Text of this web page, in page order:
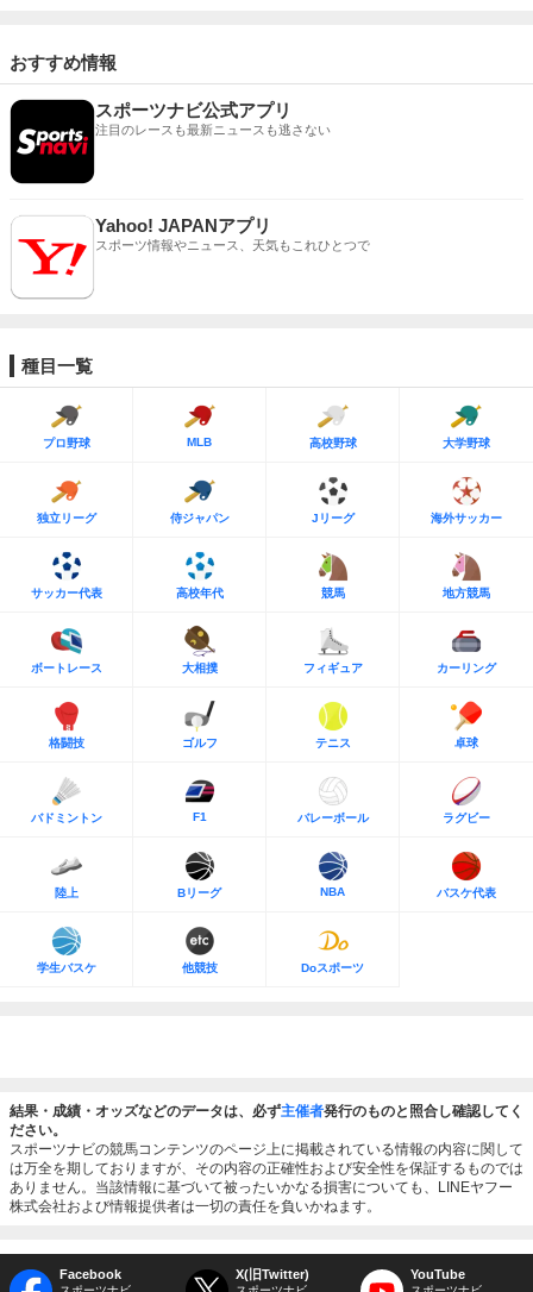
おすすめ情報
スポーツナビ公式アプリ
注目のレースも最新ニュースも逃さない
Yahoo! JAPANアプリ
スポーツ情報やニュース、天気もこれひとつで
種目一覧
プロ野球 MLB 高校野球 大学野球
独立リーグ 侍ジャパン Jリーグ 海外サッカー
サッカー代表 高校年代 競馬 地方競馬
ボートレース 大相撲 フィギュア カーリング
格闘技 ゴルフ テニス 卓球
バドミントン F1 バレーボール ラグビー
陸上 Bリーグ NBA バスケ代表
学生バスケ 他競技 Doスポーツ
結果・成績・オッズなどのデータは、必ず主催者発行のものと照合し確認してく
ださい。
スポーツナビの競馬コンテンツのページ上に掲載されている情報の内容に関して
は万全を期しておりますが、その内容の正確性および安全性を保証するものでは
ありません。当該情報に基づいて被ったいかなる損害についても、LINEヤフー
株式会社および情報提供者は一切の責任を負いかねます。
Facebook X(旧Twitter) YouTube